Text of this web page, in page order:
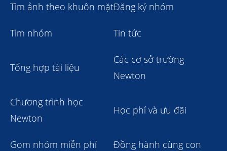
Tìm ảnh theo khuôn mặtĐăng ký nhóm
Tìm nhóm Tin tức
Tổng hợp tài liệu
Các cơ sở trường
Newton
Chương trình học
Newton
Học phí và ưu đãi
Gom nhóm miễn phí Đồng hành cùng con